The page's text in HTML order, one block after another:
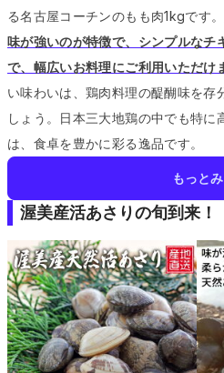
る名古屋コーチンのもも肉1kgです。
味が強いのが特徴で、シンプルなチ
で、幅広いお料理にご利用いただけ
い味わいは、鶏肉料理の醍醐味を存
しょう。 日本三大地鶏の中でも特に
は、食卓を豊かに彩る逸品です。
もっと
渥美産活あさりの旬到来！